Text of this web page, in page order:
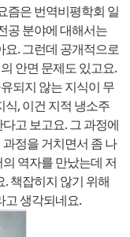
즘은 번역비평학회 일
공 분야에 대해서는
요. 그런데 공개적으로
안면 문제도 있고요.
되지 않는 지식이 무
식, 이건 지적 냉소주
고 보고요. 그 과정에
정을 거치면서 좀 나
역자를 만났는데 저
책잡히지 않기 위해
고 생각되네요.